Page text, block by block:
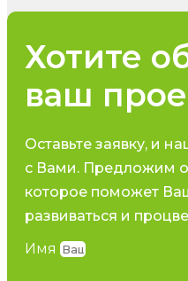
Хотите
ваш
Оставьте заявку, и
с Вами. Предложим
которое поможет
развиваться и
Имя